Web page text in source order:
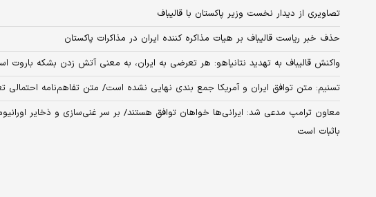
تصاویری از دیدار نخست وزیر پاکستان با قالیباف
حذف خبر ریاست قالیباف بر هیات مذاکره کننده ایران در مذاکرات پاکستان
واکنش قالیباف به تهدید نتانیاهو: هر تعرضی به ایران، به معنی آتش زدن بشکه‌
تسنیم: متن توافق ایران و آمریکا جمع‌ بندی نهایی نشده است/ متن تفاهم‌نامه احتمالی
معاون ترامپ مدعی شد: ایرانی‌ها خواهان توافق هستند/ بر سر غنی‌سازی و ذخایر
باثبات است